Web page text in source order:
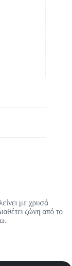
με χρυσά
ζώνη από το